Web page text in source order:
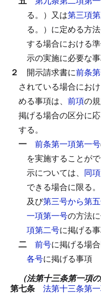
る。）又は第三項
る。）に定める方
する場合における
示の実施に必要な
２ 開示請求書に前条
されている場合にお
める事項は、 前項の
掲げる場合の区分に
する。
一 前条第一項第一号
を実施することが
示については、 同
できる場合に限る。
及び第三号から第
一項第一号の方法
項第二号に掲げる
二 前号に掲げる場
各号に掲げる事項
（法第十三条第一項
第七条 法第十三条第